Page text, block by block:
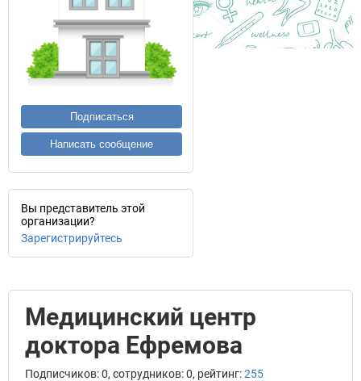
Подписаться
Написать сообщение
Вы представитель этой
организации?
Зарегистрируйтесь
Медицинский центр
доктора Ефремова
Подписчиков: 0, сотрудников: 0, рейтинг:255